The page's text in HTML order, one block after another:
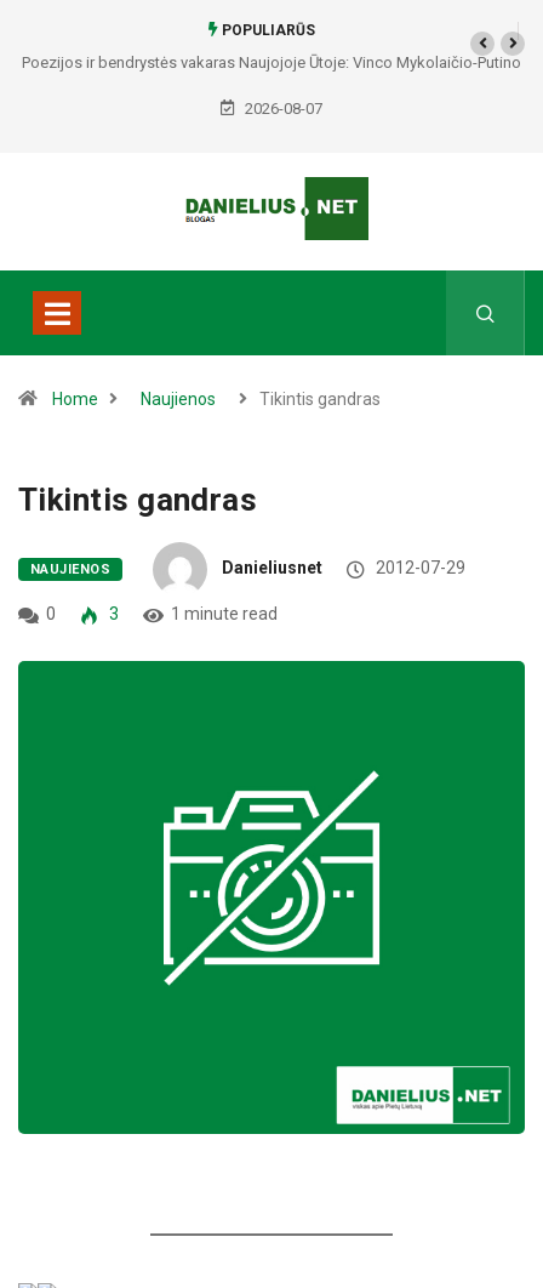
POPULIARŪS
Poezijos ir bendrystės vakaras Naujojoje Ūtoje: Vinco Mykolaičio-Putino
tėviškėje skambės eilės, dainos ir arbatos puodelių šiluma
2026-08-07
Home Naujienos Tikintis gandras
Tikintis gandras
NAUJIENOS Danieliusnet 2012-07-29
0 3 1 minute read